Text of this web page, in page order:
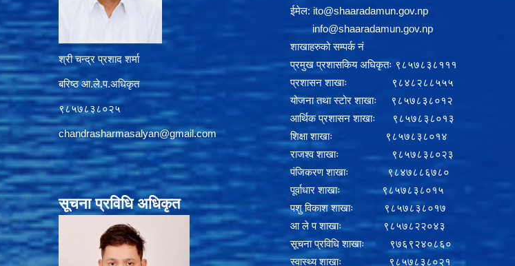
श्री चन्द्र प्रशाद शर्मा
बरिष्ठ आ.ले.प.अधिकृत
९८५७८३८०२५
chandrasharmasalyan@gmail.com
सूचना प्रविधि अधिकृत
ईमेल: ito@shaaradamun.gov.np
info@shaaradamun.gov.np
शाखाहरुको सम्पर्क नं
प्रमुख प्रशासकिय अधिकृतः ९८५७८३८१११
प्रशासन शाखाः ९८४८२८८५५५
योजना तथा स्टोर शाखाः ९८५७८३८०१२
आर्थिक प्रशासन शाखाः ९८५७८३८०१३
शिक्षा शाखाः ९८५७८३८०१४
राजश्व शाखाः ९८५७८३८०२३
पंजिकरण शाखाः ९८४७८८६७८०
पूर्वाधार शाखाः ९८५७८३८०१५
पशु विकाश शाखाः ९८५७८३८०१७
आ ले प शाखाः ९८५७८२२०४३
सूचना प्रविधि शाखाः ९७६९२४०८६०
स्वास्थ्य शाखाः ९८५७८३८०२१